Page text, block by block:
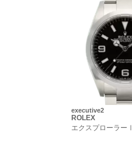
executive2
ROLEX
エクスプローラーⅠ